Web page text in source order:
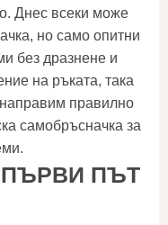
Днес всеки може
но само опитни
без дразнене и
на ръката, така
правилно
самобръсначка за
ПЪТ